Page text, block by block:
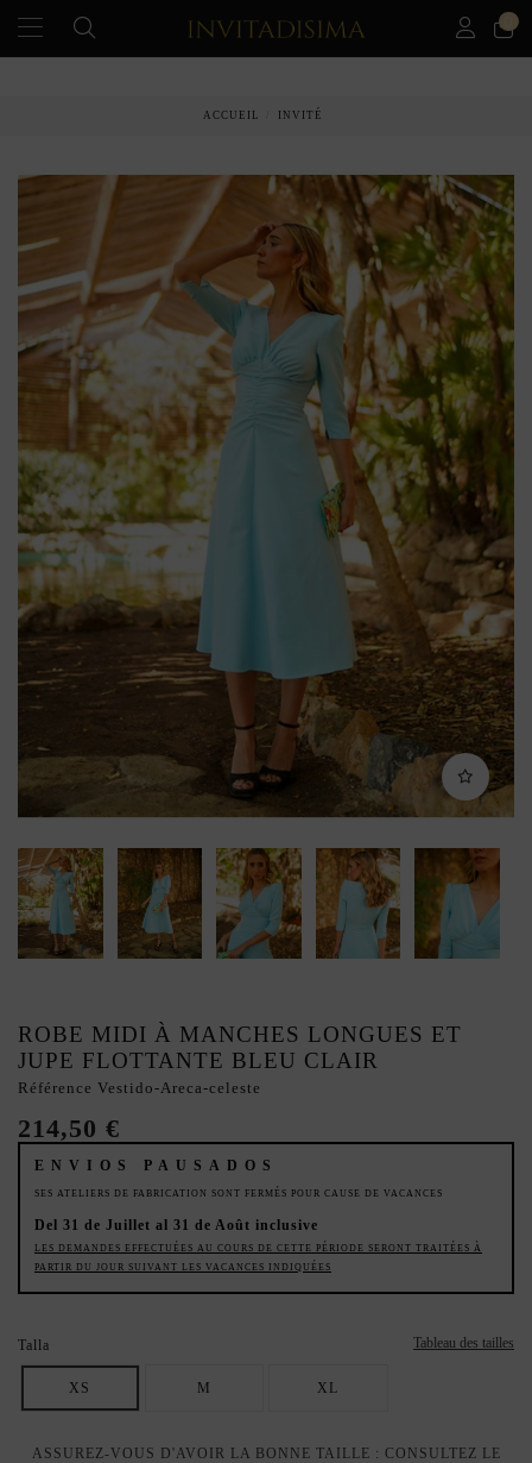
ACCUEIL INVITÉ
ROBE MIDI À MANCHES LONGUES ET
JUPE FLOTTANTE BLEU CLAIR
Référence Vestido-Areca-celeste
214,50 €
ENVIOS PAUSADOS
SES ATELIERS DE FABRICATION SONT FERMÉS POUR CAUSE DE VACANCES
Del 31 de Juillet al 31 de Août inclusive
LES DEMANDES EFFECTUÉES AU COURS DE CETTE PÉRIODE SERONT TRAITÉES À
PARTIR DU JOUR SUIVANT LES VACANCES INDIQUÉES
Talla Tableau des tailles
XS M XL
ASSUREZ-VOUS D'AVOIR LA BONNE TAILLE : CONSULTEZ LE